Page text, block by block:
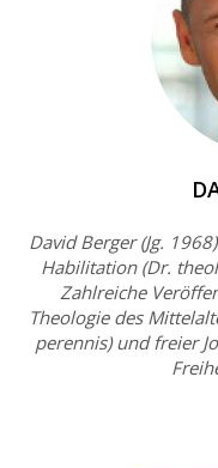
David Berger (Jg.
Habilitation (Dr.
Zahlreiche
Theologie des
perennis) und freier